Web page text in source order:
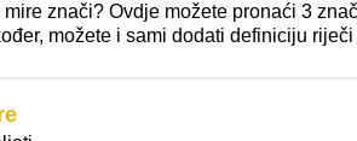
mire znači? Ovdje možete pronaći 3
možete i sami dodati definiciju